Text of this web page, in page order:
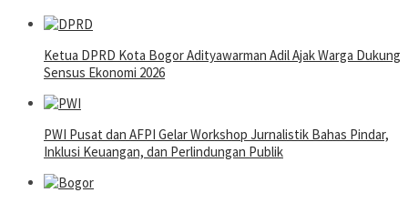
Ketua DPRD Kota Bogor Adityawarman Adil Ajak Warga Dukung
Sensus Ekonomi 2026
PWI Pusat dan AFPI Gelar Workshop Jurnalistik Bahas Pindar,
Inklusi Keuangan, dan Perlindungan Publik